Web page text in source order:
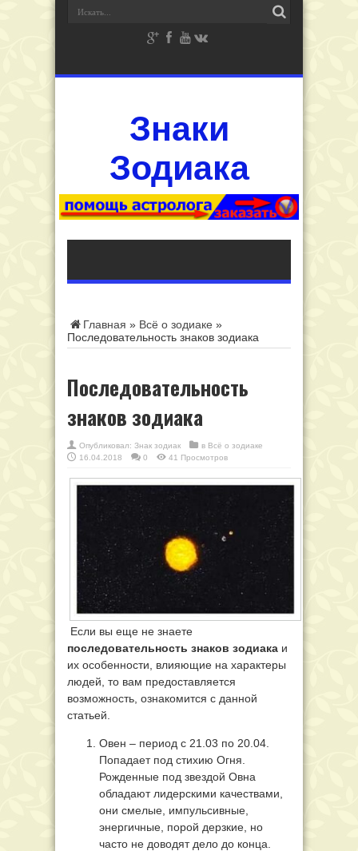
Знаки
Зодиака
Главная » Всё о зодиаке »
Последовательность знаков зодиака
Последовательность
знаков зодиака
Опубликовал: Знак зодиак в Всё о зодиаке
16.04.2018
0 41 Просмотров
Если вы еще не знаете
последовательность знаков зодиака и
их особенности, влияющие на характеры
людей, то вам предоставляется
возможность, ознакомится с данной
статьей.
Овен – период с 21.03 по 20.04.
Попадает под стихию Огня.
Рожденные под звездой Овна
обладают лидерскими качествами,
они смелые, импульсивные,
энергичные, порой дерзкие, но
часто не доводят дело до конца.